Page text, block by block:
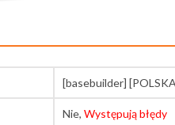
[basebuilder]
Nie, Występują błędy